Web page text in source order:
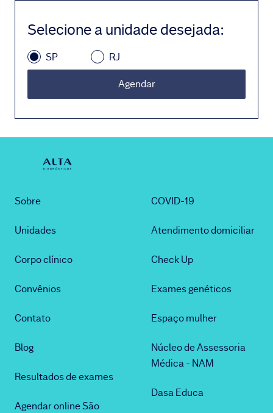
Selecione a unidade desejada:
SP RJ
Agendar
Sobre
Unidades
Corpo clínico
Convênios
Contato
Blog
Resultados de exames
Agendar online São
COVID-19
Atendimento domiciliar
Check Up
Exames genéticos
Espaço mulher
Núcleo de Assessoria
Médica - NAM
Dasa Educa